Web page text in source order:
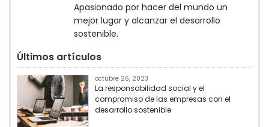
Apasionado por hacer del mundo un
mejor lugar y alcanzar el desarrollo
sostenible.
Últimos artículos
octubre 26, 2023
La responsabilidad social y el
compromiso de las empresas con el
desarrollo sostenible